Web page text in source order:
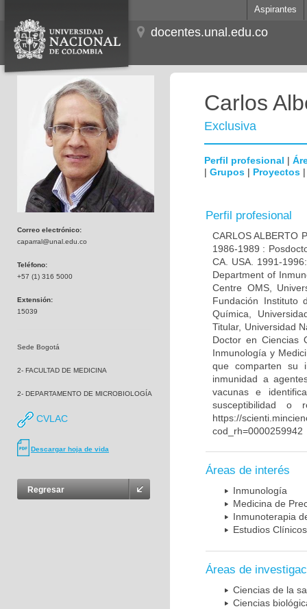
Aspirantes
docentes.unal.edu.co
Correo electrónico:
caparral@unal.edu.co
Teléfono:
+57 (1) 316 5000
Extensión:
15039
Sede Bogotá
2- FACULTAD DE MEDICINA
2- DEPARTAMENTO DE MICROBIOLOGÍA
CVLAC
Descargar hoja de vida
Regresar
Carlos
Exclusiva
Perfil profesional |
| Grupos | Proyectos
Perfil profesional
CARLOS ALBERTO
1986-1989 :
CA. USA. 1991-
Department of
Centre OMS,
Fundación Instituto
Química,
Titular, Universidad
Doctor en Ciencias
Inmunología y
que comparten su
inmunidad a
vacunas e
susceptibilidad o
https://
cod_rh=0000259942
Áreas de interés
Inmunología
Medicina de
Inmunoterapia
Estudios Clínicos
Áreas de
Ciencias de la
Ciencias